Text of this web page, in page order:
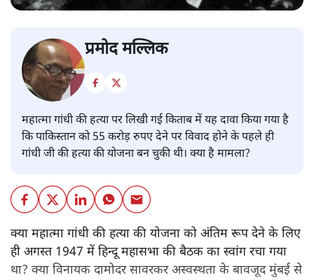
प्रमोद मल्लिक
महात्मा गांधी की हत्या पर लिखी गई किताब में यह दावा किया गया है
कि पाकिस्तान को 55 करोड़ रुपए देने पर विवाद होने के पहले ही
गांधी जी की हत्या की योजना बन चुकी थी। क्या है मामला?
क्या महात्मा गांधी की हत्या की योजना को अंतिम रूप देने के लिए
ही अगस्त 1947 में हिन्दू महासभा की बैठक का स्वांग रचा गया
था? क्या विनायक दामोदर सावरकर अस्वस्थता के बावजूद मुंबई से